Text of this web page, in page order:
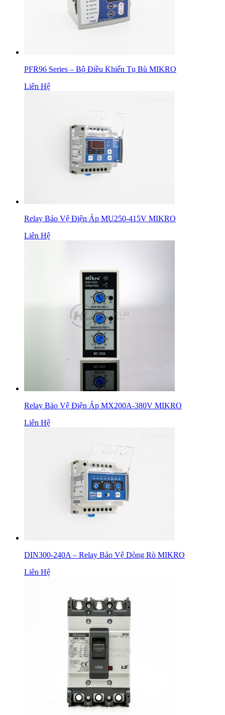
PFR96 Series – Bộ Điều Khiển Tụ Bù MIKRO
Liên Hệ
Relay Bảo Vệ Điện Áp MU250-415V MIKRO
Liên Hệ
Relay Bảo Vệ Điện Áp MX200A-380V MIKRO
Liên Hệ
DIN300-240A – Relay Bảo Vệ Dòng Rò MIKRO
Liên Hệ